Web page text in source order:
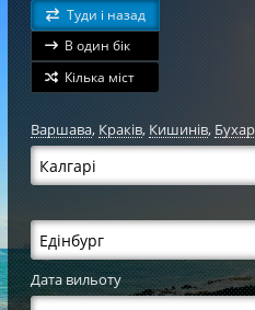
Туди і назад
В один бік
Кілька міст
Варшава, Краків, Кишинів,
Дата вильоту